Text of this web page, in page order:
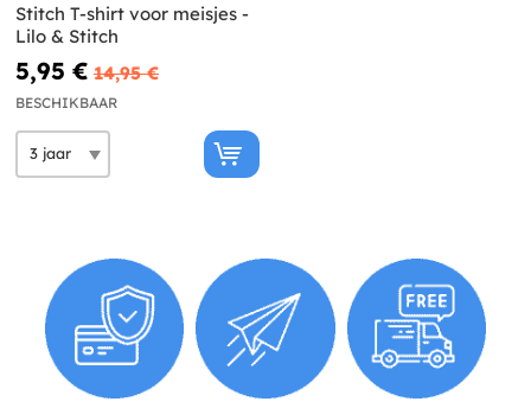
Stitch T-shirt voor meisjes -
Lilo & Stitch
5,95 € 14,95 €
BESCHIKBAAR